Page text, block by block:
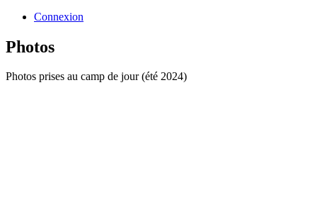
Connexion
Photos
Photos prises au camp de jour (été 2024)